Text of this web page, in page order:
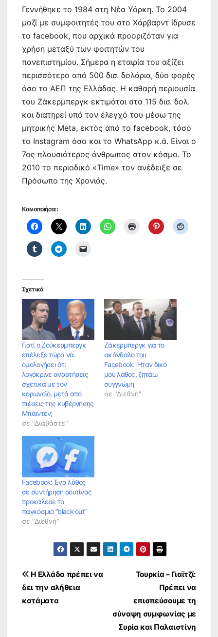
Γεννήθηκε το 1984 στη Νέα Υόρκη. Το 2004
μαζί με συμφοιτητές του στο Χάρβαρντ ίδρυσε
το facebook, που αρχικά προοριζόταν για
χρήση μεταξύ των φοιτητών του
πανεπιστημίου. Σήμερα η εταιρία του αξίζει
περισσότερο από 500 δισ. δολάρια, δύο φορές
όσο το ΑΕΠ της Ελλάδας. Η καθαρή περιουσία
του Ζάκερμπεργκ εκτιμάται στα 115 δισ. δολ.
και διατηρεί υπό τον έλεγχό του μέσω της
μητρικής Meta, εκτός από το facebook, τόσο
το Instagram όσο και το WhatsApp κ.ά. Είναι ο
7ος πλουσιότερος άνθρωπος στον κόσμο. Το
2010 το περιοδικό «Time» τον ανέδειξε σε
Πρόσωπο της Χρονιάς.
Κοινοποιήστε:
Σχετικά
Γιατί ο Ζούκερμπεργκ
επέλεξε τώρα να
ομολογήσει ότι
λογόκρινε αναρτήσεις
σχετικά με τον
κoρωνοϊό, μετά από
πιέσεις της κυβέρνησης
Μπάιντεν;
σε "Διαβάστε"
Ζάκερμπεργκ για το
σκάνδαλο του
Facebook: Ήταν δικό
μου λάθος, ζητάω
συγγνώμη
σε "Διεθνή"
Facebook: Ένα λάθος
σε συντήρηση ρουτίνας
προκάλεσε το
παγκόσμιο “black out”
σε "Διεθνή"
Πλοήγηση
άρθρων
Τουρκία – Γιαϊτζί:
Πρέπει να
επισπεύσουμε τη
σύναψη συμφωνίας με
Συρία και Παλαιστίνη
Η Ελλάδα πρέπει να
δει την αλήθεια
κατάματα